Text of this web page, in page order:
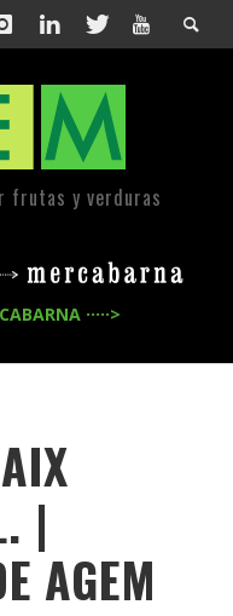
frutas y verduras
·····>
|
AGEM